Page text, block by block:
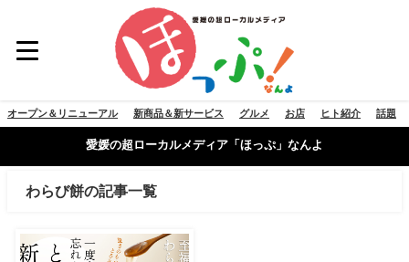
オープン＆リニューアル 新商品＆新サービス グルメ お店 ヒト紹介 話題
愛媛の超ローカルメディア「ほっぷ」なんよ
わらび餅の記事一覧